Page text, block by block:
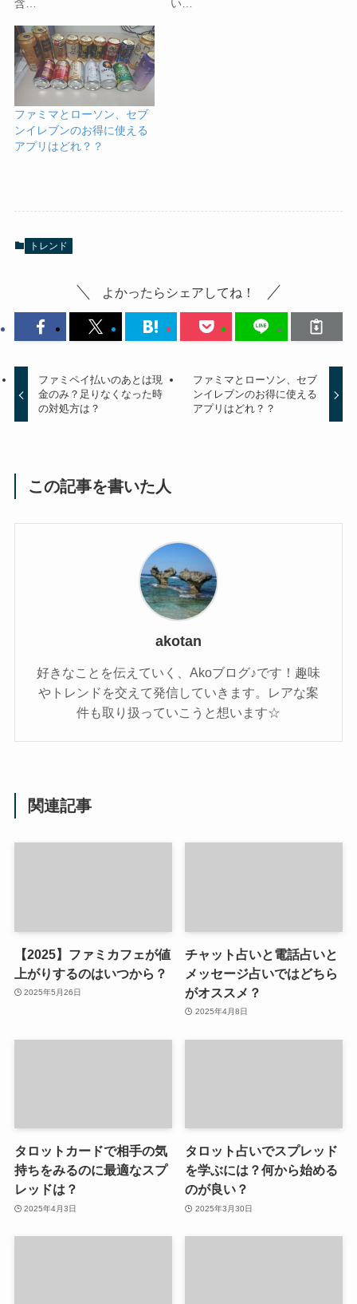
含… い…
ファミマとローソン、セブ
ンイレブンのお得に使える
アプリはどれ？？
トレンド
よかったらシェアしてね！
ファミペイ払いのあとは現
金のみ？足りなくなった時
の対処方は？
ファミマとローソン、セブ
ンイレブンのお得に使える
アプリはどれ？？
この記事を書いた人
akotan
好きなことを伝えていく、Akoブログ♪です！趣味
やトレンドを交えて発信していきます。レアな案
件も取り扱っていこうと想います☆
関連記事
【2025】ファミカフェが値
上がりするのはいつから？
2025年5月26日
チャット占いと電話占いと
メッセージ占いではどちら
がオススメ？
2025年4月8日
タロットカードで相手の気
持ちをみるのに最適なスプ
レッドは？
2025年4月3日
タロット占いでスプレッド
を学ぶには？何から始める
のが良い？
2025年3月30日